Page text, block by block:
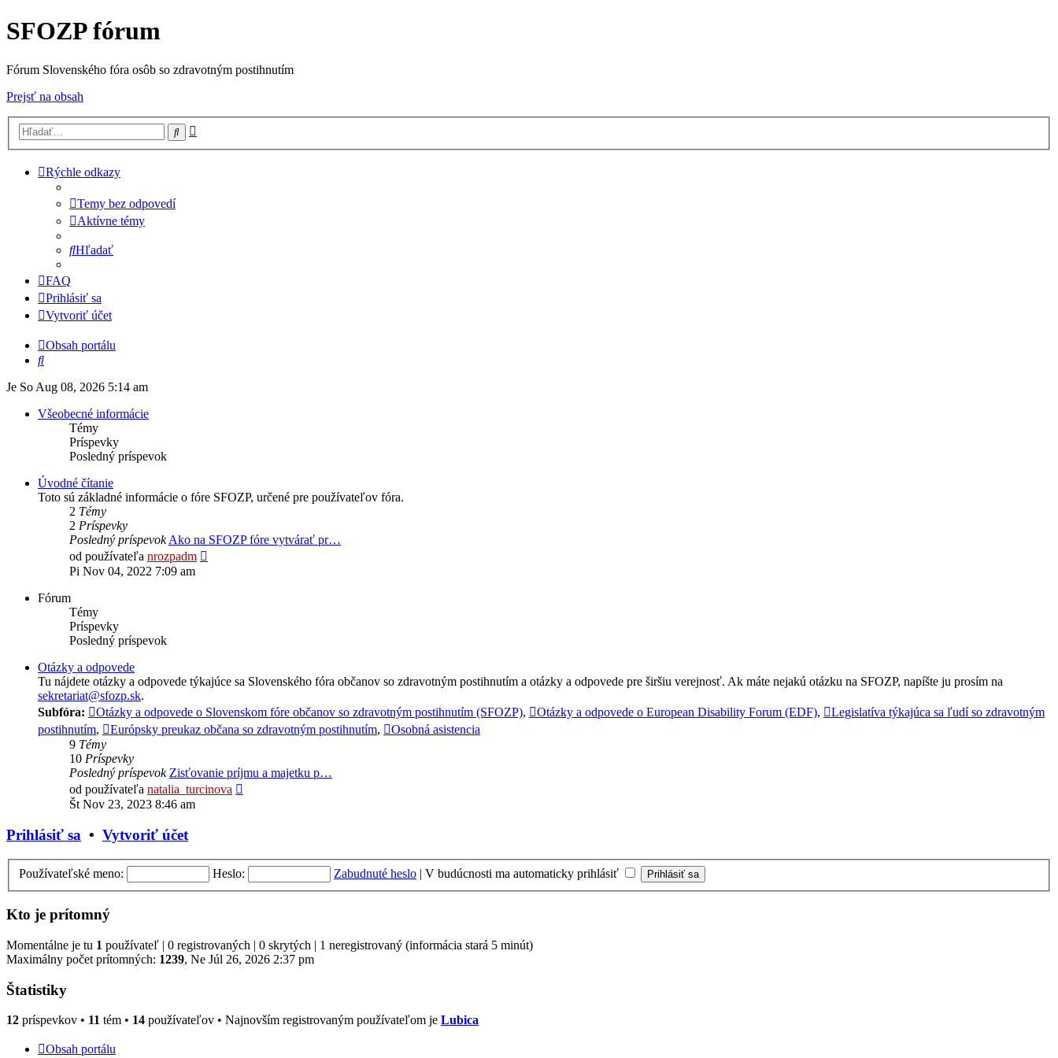
SFOZP fórum
Fórum Slovenského fóra osôb so zdravotným postihnutím
Prejsť na obsah
Hľadať
Rýchle odkazy
Temy bez odpovedí
Aktívne témy
Hľadať
FAQ
Prihlásiť sa
Vytvoriť účet
Obsah portálu
Hľadať
Je So Aug 08, 2026 5:14 am
Všeobecné informácie
Témy
Príspevky
Posledný príspevok
Úvodné čítanie
Toto sú základné informácie o fóre SFOZP, určené pre používateľov fóra.
2 Témy
2 Príspevky
Posledný príspevokAko na SFOZP fóre vytvárať pr…
od používateľa nrozpadm
Pi Nov 04, 2022 7:09 am
Fórum
Témy
Príspevky
Posledný príspevok
Otázky a odpovede
Tu nájdete otázky a odpovede týkajúce sa Slovenského fóra občanov so zdravotným postihnutím a otázky a odpovede pre širšiu verejnosť. Ak máte nejakú otázku na SFOZP, napíšte ju prosím na
sekretariat@sfozp.sk.
Subfóra:
Otázky a odpovede o Slovenskom fóre občanov so zdravotným postihnutím (SFOZP), Otázky a odpovede o European Disability Forum (EDF),
Legislatíva týkajúca sa ľudí so zdravotným
postihnutím, Európsky preukaz občana so zdravotným postihnutím,
Osobná asistencia
9 Témy
10 Príspevky
Posledný príspevok Zisťovanie príjmu a majetku p…
od používateľa natalia_turcinova
Št Nov 23, 2023 8:46 am
Prihlásiť sa • Vytvoriť účet
Používateľské meno: Heslo: Zabudnuté heslo | V budúcnosti ma automaticky prihlásiť
Kto je prítomný
Momentálne je tu 1 používateľ | 0 registrovaných | 0 skrytých | 1 neregistrovaný (informácia stará 5 minút)
Maximálny počet prítomných: 1239, Ne Júl 26, 2026 2:37 pm
Štatistiky
12 príspevkov • 11 tém • 14 používateľov • Najnovším registrovaným používateľom je Lubica
Obsah portálu